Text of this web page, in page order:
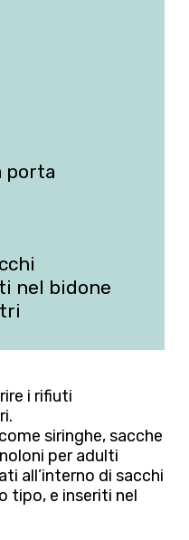
porta
nel bidone
i rifiuti
siringhe, sacche
per adulti
all’interno di sacchi
tipo, e inseriti nel